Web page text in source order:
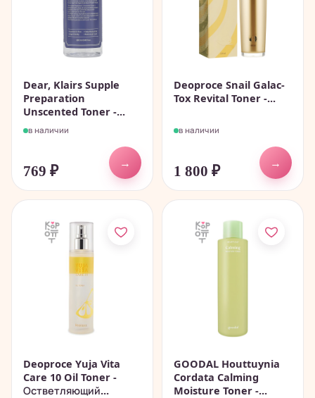
Dear, Klairs Supple
Preparation
Unscented Toner -...
в наличии
769 ₽
→
Deoproce Snail Galac-
Tox Revital Toner -...
в наличии
1 800 ₽
→
Deoproce Yuja Vita
Care 10 Oil Toner -
Остветляющий...
GOODAL Houttuynia
Cordata Calming
Moisture Toner -...